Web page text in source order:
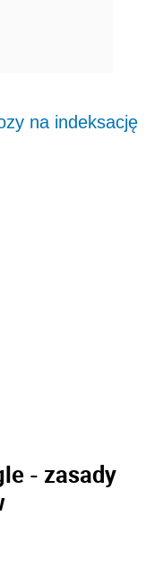
na indeksację
- zasady